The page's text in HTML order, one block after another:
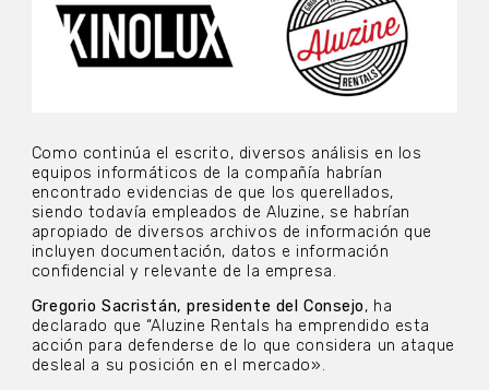
Como continúa el escrito, diversos análisis en los
equipos informáticos de la compañía habrían
encontrado evidencias de que los querellados,
siendo todavía empleados de Aluzine, se habrían
apropiado de diversos archivos de información que
incluyen documentación, datos e información
confidencial y relevante de la empresa.
Gregorio Sacristán, presidente del Consejo, ha
declarado que “Aluzine Rentals ha emprendido esta
acción para defenderse de lo que considera un ataque
desleal a su posición en el mercado».